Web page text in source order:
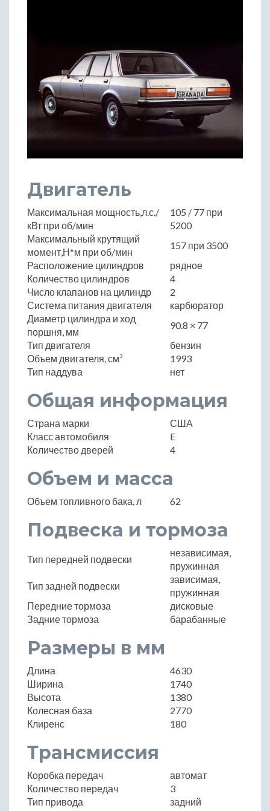
Двигатель
Максимальная мощность,л.с./
кВт при об/мин
105 / 77 при
5200
Максимальный крутящий
момент,Н*м при об/мин
157 при 3500
Расположение цилиндров
рядное
Количество цилиндров
4
Число клапанов на цилиндр
2
Система питания двигателя
карбюратор
Диаметр цилиндра и ход
поршня, мм
90.8 × 77
Тип двигателя
бензин
Объем двигателя, см³
1993
Тип наддува
нет
Общая информация
Страна марки
США
Класс автомобиля
E
Количество дверей
4
Объем и масса
Объем топливного бака, л 62
Подвеска и тормоза
Тип передней подвески
независимая,
пружинная
Тип задней подвески
зависимая,
пружинная
Передние тормоза
дисковые
Задние тормоза
барабанные
Размеры в мм
Длина
4630
Ширина
1740
Высота
1380
Колесная база
2770
Клиренс
180
Трансмиссия
Коробка передач
автомат
Количество передач
3
Тип привода
задний